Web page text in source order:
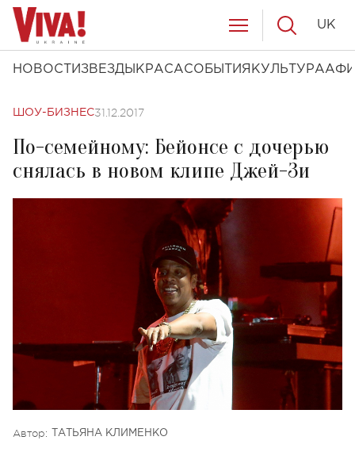
НОВОСТИ ЗВЕЗДЫ КРАСАСОБЫТИЯ КУЛЬТУРА
UK
ШОУ-БИЗНЕС31.12.2017
По-семейному: Бейонсе с дочерью
снялась в новом клипе Джей-Зи
Автор: ТАТЬЯНА КЛИМЕНКО